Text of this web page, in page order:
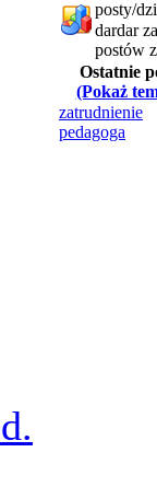
posty/
dardar
postów
Ostatnie
(Pokaż
zatrudnienie
pedagoga